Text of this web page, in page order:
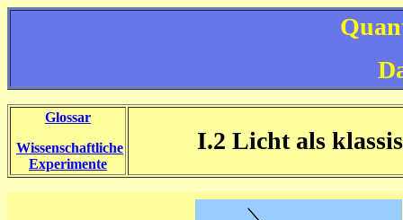
Glossar
Wissenschaftliche
Experimente
I.2 Licht als